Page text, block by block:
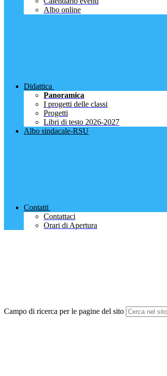
Albo online
Didattica
Panoramica
I progetti delle classi
Progetti
Libri di testo 2026-2027
Albo sindacale-RSU
Contatti
Contattaci
Orari di Apertura
Campo di ricerca per le pagine del sito